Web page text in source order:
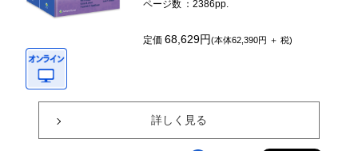
ページ数 ：2386pp.
定価68,629円(本体62,390円 ＋ 税)
詳しく見る